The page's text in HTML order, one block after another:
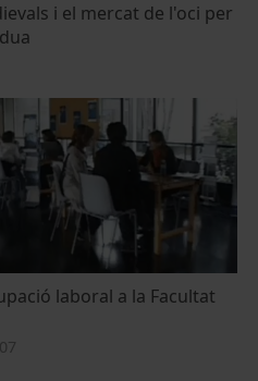
i el mercat de l'oci per
laboral a la Facultat